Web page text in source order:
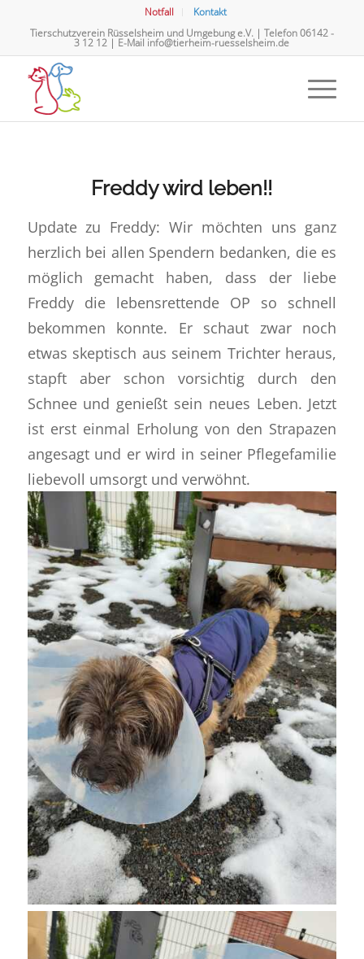
Notfall
Kontakt
Tierschutzverein Rüsselsheim und Umgebung e.V. | Telefon06142 -
3 12 12 | E-Mail info@tierheim-ruesselsheim.de
Freddy wird leben!!
Update zu Freddy: Wir möchten uns ganz
herzlich bei allen Spendern bedanken, die es
möglich gemacht haben, dass der liebe
Freddy die lebensrettende OP so schnell
bekommen konnte. Er schaut zwar noch
etwas skeptisch aus seinem Trichter heraus,
stapft aber schon vorsichtig durch den
Schnee und genießt sein neues Leben. Jetzt
ist erst einmal Erholung von den Strapazen
angesagt und er wird in seiner Pflegefamilie
liebevoll umsorgt und verwöhnt.